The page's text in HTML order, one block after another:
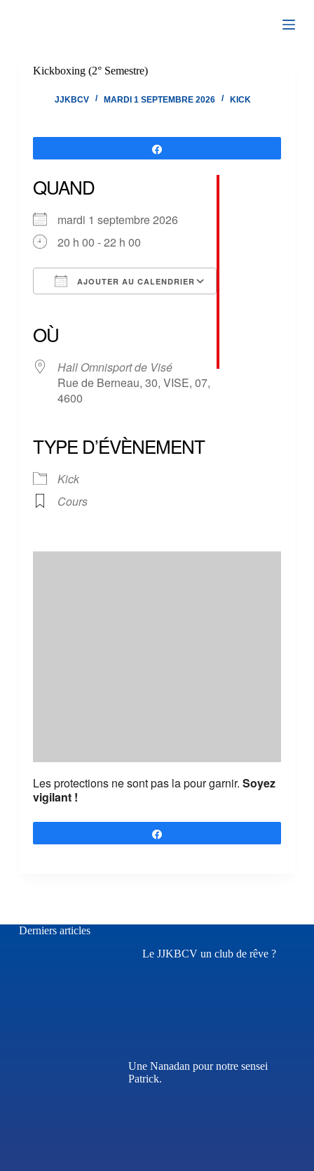
Kickboxing (2° Semestre)
JJKBCV MARDI 1 SEPTEMBRE 2026 KICK
QUAND
mardi 1 septembre 2026
20 h 00 - 22 h 00
AJOUTER AU CALENDRIER
OÙ
Hall Omnisport de Visé
Rue de Berneau, 30, VISE, 07,
4600
TYPE D’ÉVÈNEMENT
Kick
Cours
Les protections ne sont pas la pour garnir. Soyez
vigilant !
Derniers articles
Le JJKBCV un club de rêve ?
Une Nanadan pour notre sensei
Patrick.